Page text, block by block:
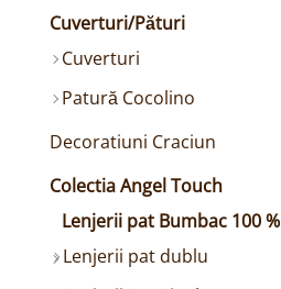
Cuverturi/Pături
Cuverturi
Patură Cocolino
Decoratiuni Craciun
Colectia Angel Touch
Lenjerii pat Bumbac 100 %
Lenjerii pat dublu